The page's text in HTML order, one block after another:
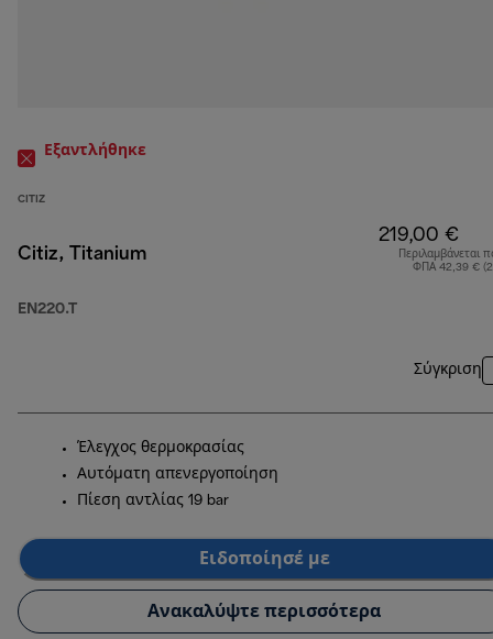
Εξαντλήθηκε
CITIZ
Citiz, Titanium
EN220.T
219,00 €
Περιλαμβάνεται
ΦΠΑ 42,39 €
Σύγκριση
Έλεγχος θερμοκρασίας
Αυτόματη απενεργοποίηση
Πίεση αντλίας 19 bar
Ειδοποίησέ με
Ανακαλύψτε περισσότερα